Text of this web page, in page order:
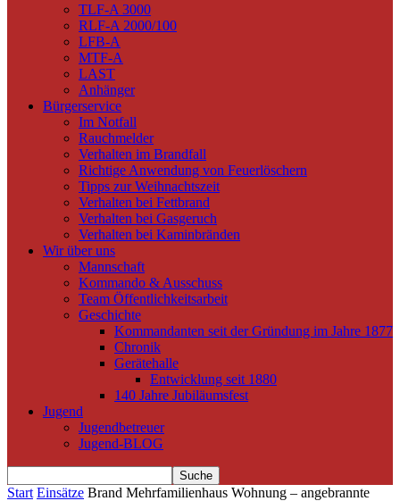
TLF-A 3000
RLF-A 2000/100
LFB-A
MTF-A
LAST
Anhänger
Bürgerservice
Im Notfall
Rauchmelder
Verhalten im Brandfall
Richtige Anwendung von Feuerlöschern
Tipps zur Weihnachtszeit
Verhalten bei Fettbrand
Verhalten bei Gasgeruch
Verhalten bei Kaminbränden
Wir über uns
Mannschaft
Kommando & Ausschuss
Team Öffentlichkeitsarbeit
Geschichte
Kommandanten seit der Gründung im Jahre 1877
Chronik
Gerätehalle
Entwicklung seit 1880
140 Jahre Jubiläumsfest
Jugend
Jugendbetreuer
Jugend-BLOG
Start Einsätze Brand Mehrfamilienhaus Wohnung – angebrannte